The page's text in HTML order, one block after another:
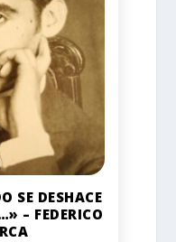
SE DESHACE
– FEDERICO